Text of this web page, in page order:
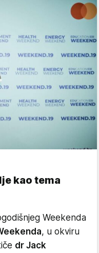
kao tema
Weekenda
, u okviru
dr Jack